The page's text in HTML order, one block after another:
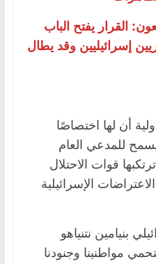
القرار يفتح الباب
إسرائيليين وقد يطال
أن لها اختصاصًا
للمدعي العام
قوات الاحتلال
الإسرائيلية
بنيامين نتنياهو
مواطنينا وجنودنا